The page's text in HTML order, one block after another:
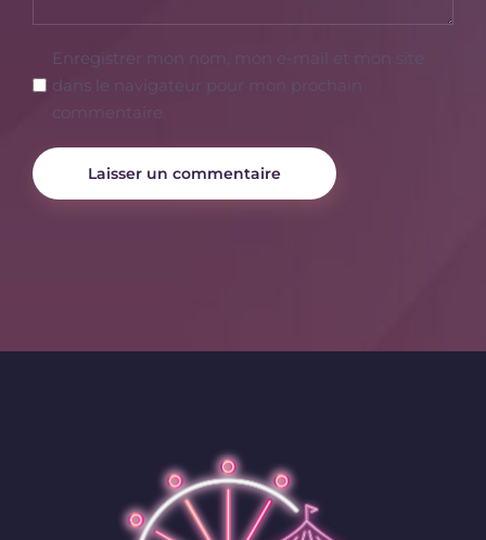
Enregistrer mon nom, mon e-mail et mon site
dans le navigateur pour mon prochain
commentaire.
Laisser un commentaire